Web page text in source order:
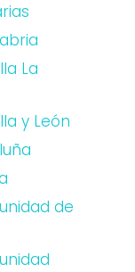
La
y León
de